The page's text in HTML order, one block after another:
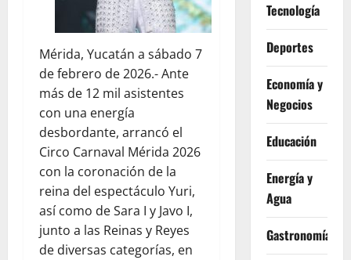
Mérida, Yucatán a sábado 7
de febrero de 2026.- Ante
más de 12 mil asistentes
con una energía
desbordante, arrancó el
Circo Carnaval Mérida 2026
con la coronación de la
reina del espectáculo Yuri,
así como de Sara I y Javo I,
junto a las Reinas y Reyes
de diversas categorías, en
Tecnología
Deportes
Economía y
Negocios
Educación
Energía y
Agua
Gastronomía